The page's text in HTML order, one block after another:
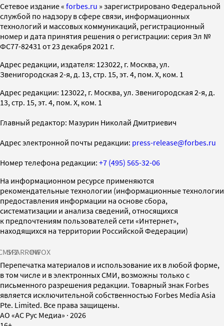
Cетевое издание « forbes.ru » зарегистрировано Федеральной
службой по надзору в сфере связи, информационных
технологий и массовых коммуникаций, регистрационный
номер и дата принятия решения о регистрации: серия Эл №
ФС77-82431 от 23 декабря 2021 г.
Адрес редакции, издателя: 123022, г. Москва, ул.
Звенигородская 2-я, д. 13, стр. 15, эт. 4, пом. X, ком. 1
Адрес редакции: 123022, г. Москва, ул. Звенигородская 2-я, д.
13, стр. 15, эт. 4, пом. X, ком. 1
Главный редактор: Мазурин Николай Дмитриевич
Адрес электронной почты редакции: press-release@forbes.ru
Номер телефона редакции: +7 (495) 565-32-06
На информационном ресурсе применяются
рекомендательные технологии (информационные технологии
предоставления информации на основе сбора,
систематизации и анализа сведений, относящихся
к предпочтениям пользователей сети «Интернет»,
находящихся на территории Российской Федерации)
SPARROWINFOX
Перепечатка материалов и использование их в любой форме,
в том числе и в электронных СМИ, возможны только с
письменного разрешения редакции. Товарный знак Forbes
является исключительной собственностью Forbes Media Asia
Pte. Limited. Все права защищены.
AO «АС Рус Медиа» · 2026